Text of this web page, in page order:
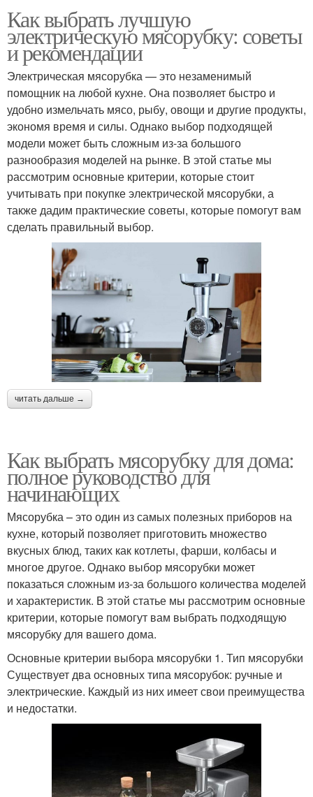
Как выбрать лучшую
электрическую мясорубку: советы
и рекомендации
Электрическая мясорубка — это незаменимый
помощник на любой кухне. Она позволяет быстро и
удобно измельчать мясо, рыбу, овощи и другие продукты,
экономя время и силы. Однако выбор подходящей
модели может быть сложным из-за большого
разнообразия моделей на рынке. В этой статье мы
рассмотрим основные критерии, которые стоит
учитывать при покупке электрической мясорубки, а
также дадим практические советы, которые помогут вам
сделать правильный выбор.
читать дальше →
Как выбрать мясорубку для дома:
полное руководство для
начинающих
Мясорубка – это один из самых полезных приборов на
кухне, который позволяет приготовить множество
вкусных блюд, таких как котлеты, фарши, колбасы и
многое другое. Однако выбор мясорубки может
показаться сложным из-за большого количества моделей
и характеристик. В этой статье мы рассмотрим основные
критерии, которые помогут вам выбрать подходящую
мясорубку для вашего дома.
Основные критерии выбора мясорубки 1. Тип мясорубки
Существует два основных типа мясорубок: ручные и
электрические. Каждый из них имеет свои преимущества
и недостатки.